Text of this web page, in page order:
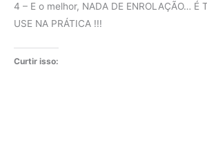
4 – E o melhor, NADA DE ENROLAÇÃO… É
USE NA PRÁTICA !!!
Curtir isso: